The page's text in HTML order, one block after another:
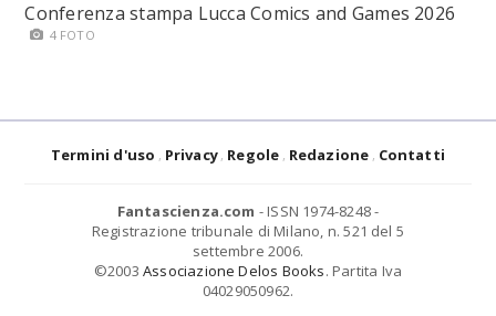
Conferenza stampa Lucca Comics and Games 2026
4 FOTO
Termini d'uso Privacy Regole Redazione Contatti
Fantascienza.com - ISSN 1974-8248 -
Registrazione tribunale di Milano, n. 521 del 5
settembre 2006.
©2003 Associazione Delos Books. Partita Iva
04029050962.